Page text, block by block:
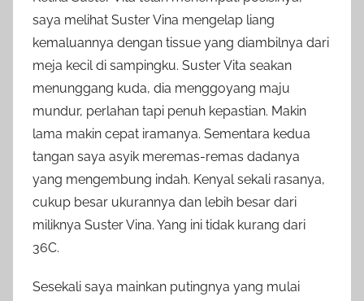
saya melihat Suster Vina mengelap liang
kemaluannya dengan tissue yang diambilnya dari
meja kecil di sampingku. Suster Vita seakan
menunggang kuda, dia menggoyang maju
mundur, perlahan tapi penuh kepastian. Makin
lama makin cepat iramanya. Sementara kedua
tangan saya asyik meremas-remas dadanya
yang mengembung indah. Kenyal sekali rasanya,
cukup besar ukurannya dan lebih besar dari
miliknya Suster Vina. Yang ini tidak kurang dari
36C.
Sesekali saya mainkan putingnya yang mulai